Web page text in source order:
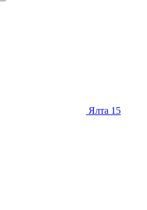
Ялта 15